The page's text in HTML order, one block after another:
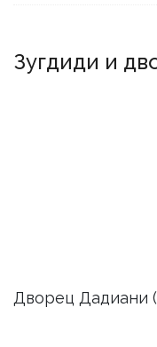
Зугдиди и
Дворец Дадиани